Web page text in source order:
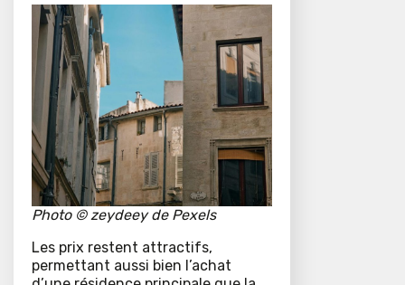
Photo © zeydeey de Pexels
Les prix restent attractifs,
permettant aussi bien l’achat